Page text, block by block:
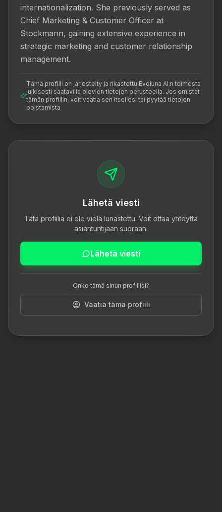
internationalization. She previously served as
Chief Marketing & Customer Officer at
Stockmann, gaining extensive experience in
strategic marketing and customer relationship
management.
Tämä profiili on järjestelty ja rikastettu Evoluna AI:n toimesta
julkisesti saatavilla olevien tietojen perusteella. Jos omistat
tämän profiilin, voit vaatia sen itsellesi tai pyytää tietojen
poistamista.
Lähetä viesti
Tätä profiilia ei ole vielä lunastettu. Voit ottaa yhteyttä
asiantuntijaan suoraan.
Lähetä viesti
Onko tämä sinun profiilisi?
Vaatia tämä profiili